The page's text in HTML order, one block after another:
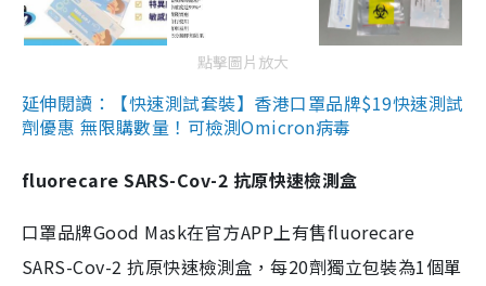
點擊圖片放大
延伸閱讀：【快速測試套裝】香港口罩品牌$19快速測試
劑優惠 無限購數量！可檢測Omicron病毒
fluorecare SARS-Cov-2 抗原快速檢測盒
口罩品牌Good Mask在官方APP上有售fluorecare
SARS-Cov-2 抗原快速檢測盒，每20劑獨立包裝為1個單